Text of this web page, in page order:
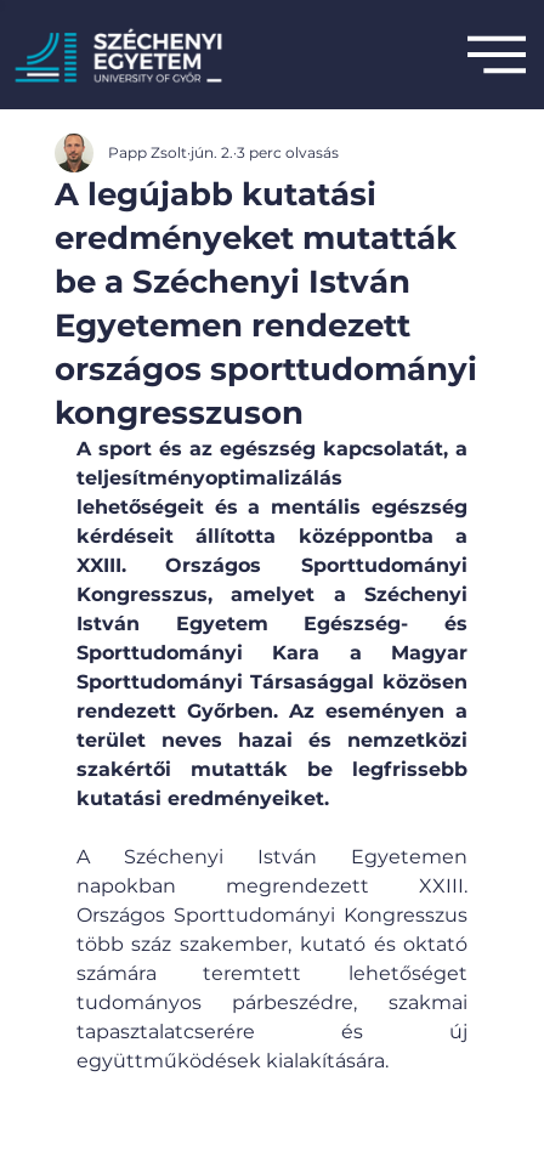
A legújabb kutatási
eredményeket mutatták
be a Széchenyi István
Egyetemen rendezett
országos sporttudományi
kongresszuson
Papp Zsolt jún. 2. 3 perc olvasás
A sport és az egészség kapcsolatát, a
teljesítményoptimalizálás
lehetőségeit és a mentális egészség
kérdéseit állította középpontba a
XXIII. Országos Sporttudományi
Kongresszus, amelyet a Széchenyi
István Egyetem Egészség- és
Sporttudományi Kara a Magyar
Sporttudományi Társasággal közösen
rendezett Győrben. Az eseményen a
terület neves hazai és nemzetközi
szakértői mutatták be legfrissebb
kutatási eredményeiket.
A Széchenyi István Egyetemen
napokban megrendezett XXIII.
Országos Sporttudományi Kongresszus
több száz szakember, kutató és oktató
számára teremtett lehetőséget
tudományos párbeszédre, szakmai
tapasztalatcserére és új
együttműködések kialakítására.